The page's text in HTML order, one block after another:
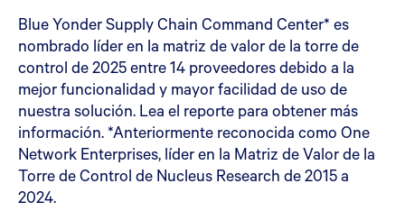
Blue Yonder Supply Chain Command Center* es
nombrado líder en la matriz de valor de la torre de
control de 2025 entre 14 proveedores debido a la
mejor funcionalidad y mayor facilidad de uso de
nuestra solución. Lea el reporte para obtener más
información. *Anteriormente reconocida como One
Network Enterprises, líder en la Matriz de Valor de la
Torre de Control de Nucleus Research de 2015 a
2024.